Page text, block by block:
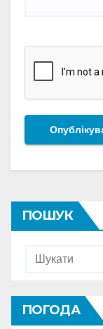
ПОШУК
ПОГОДА